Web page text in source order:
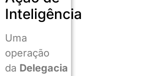
Inteligência
Uma
operação
da Delegacia